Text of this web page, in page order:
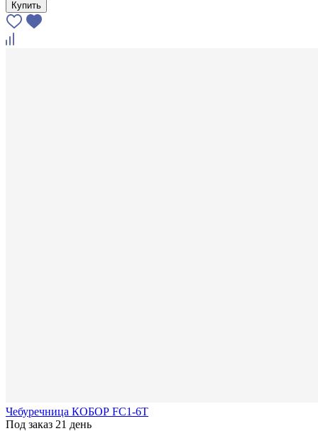
Купить
Чебуречница КОБОР FC1-6T
Под заказ 21 день